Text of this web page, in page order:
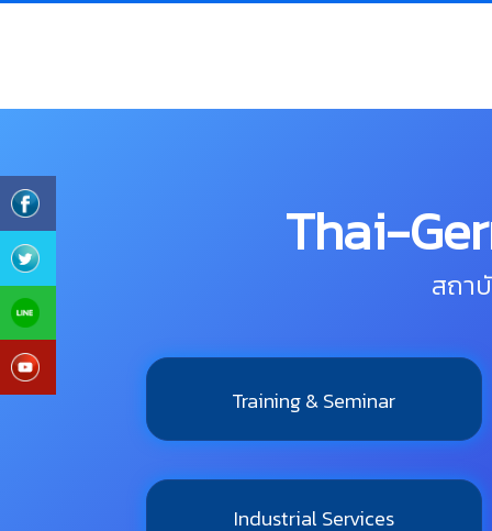
Thai-
สถา
Training & Seminar
Industrial Services